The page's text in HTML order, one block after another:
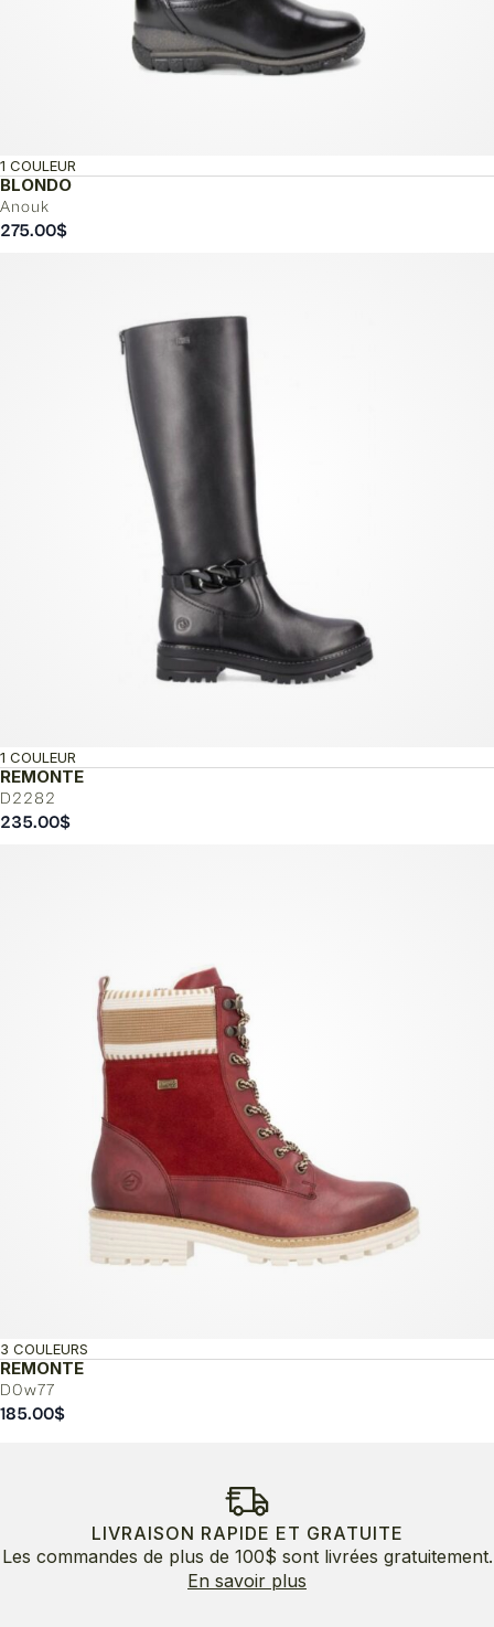
BLONDO
Anouk
1 COULEUR
275.00$
REMONTE
D2282
1 COULEUR
235.00$
REMONTE
D0w77
3 COULEURS
185.00$
LIVRAISON RAPIDE ET GRATUITE
Les commandes de plus de 100$ sont livrées gratuitement.
En savoir plus